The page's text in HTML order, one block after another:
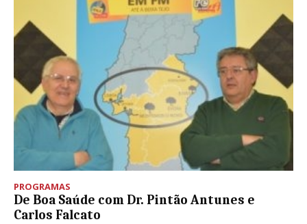
PROGRAMAS
De Boa Saúde com Dr. Pintão Antunes e
Carlos Falcato